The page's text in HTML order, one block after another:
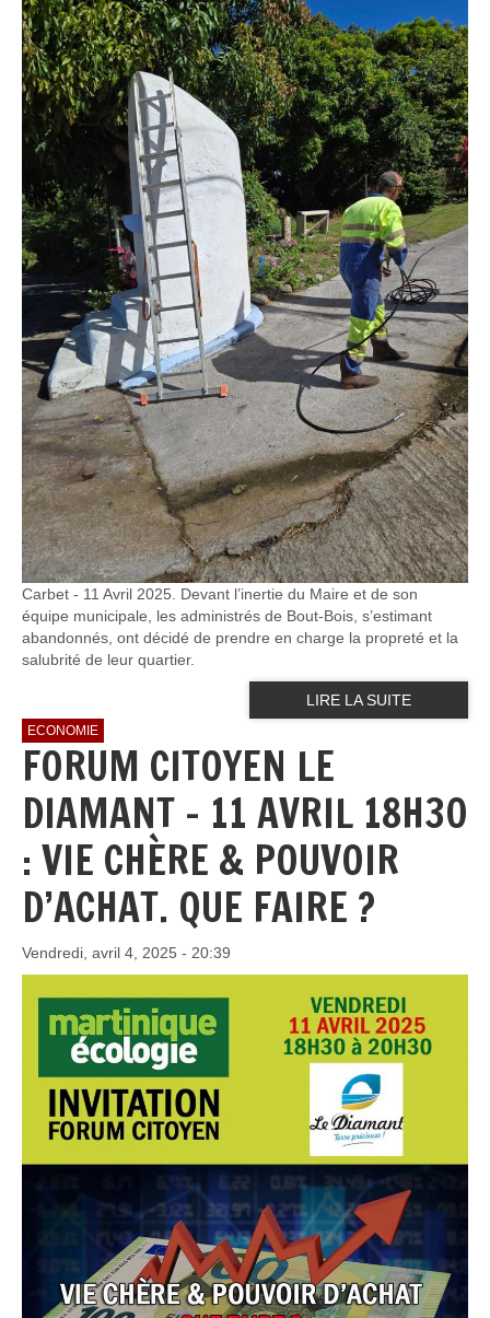
Carbet - 11 Avril 2025. Devant l’inertie du Maire et de son
équipe municipale, les administrés de Bout-Bois, s’estimant
abandonnés, ont décidé de prendre en charge la propreté et la
salubrité de leur quartier.
LIRE LA SUITE
ECONOMIE
FORUM CITOYEN LE
DIAMANT - 11 AVRIL 18H30
: VIE CHÈRE & POUVOIR
D’ACHAT. QUE FAIRE ?
Vendredi, avril 4, 2025 - 20:39